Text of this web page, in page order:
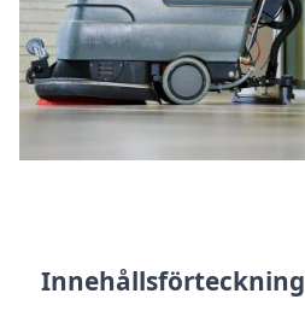
Innehållsförteckning